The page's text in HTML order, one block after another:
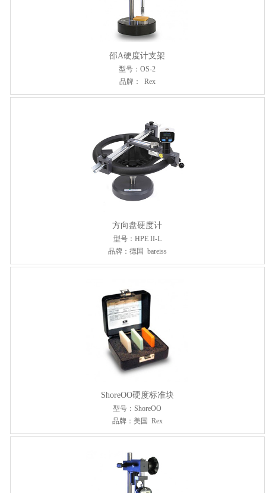
邵A硬度计支架
型号：OS-2
品牌： Rex
方向盘硬度计
型号：HPE II-L
品牌：德国 bareiss
ShoreOO硬度标准块
型号：ShoreOO
品牌：美国 Rex